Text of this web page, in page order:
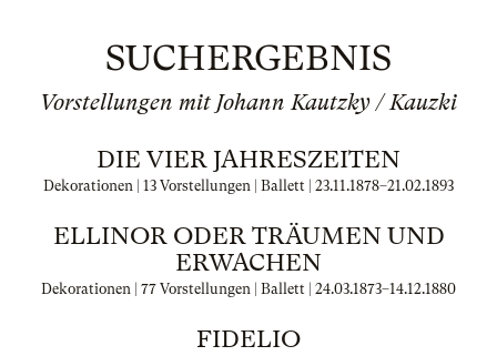
SUCHERGEBNIS
Vorstellungen mit Johann Kautzky / Kauzki
DIE VIER JAHRESZEITEN
Dekorationen | 13 Vorstellungen | Ballett | 23.11.1878–21.02.1893
ELLINOR ODER TRÄUMEN UND
ERWACHEN
Dekorationen | 77 Vorstellungen | Ballett | 24.03.1873–14.12.1880
FIDELIO